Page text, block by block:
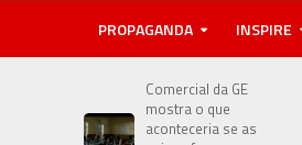
PROPAGANDA INSPIRE
Comercial da GE
mostra o que
aconteceria se as